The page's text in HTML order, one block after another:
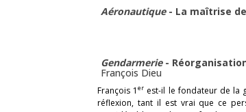
Aéronautique - La maîtrise
Gendarmerie -
François Dieu
François 1er est-il le fondateur de la
réflexion, tant il est vrai que ce